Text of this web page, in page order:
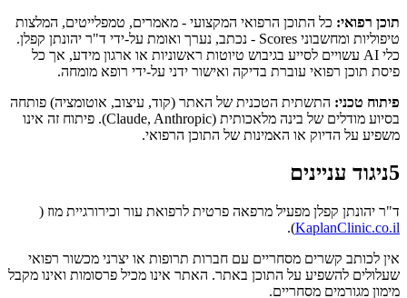
תוכן רפואי: כל התוכן הרפואי המקצועי - מאמרים, טמפלייטים, המלצות
טיפוליות ומחשבוני Scores - נכתב, נערך ואומת על-ידי
ד"ר יהונתן קפלן.
כלי AI עשויים לסייע בגיבוש טיוטות ראשוניות או ארגון מידע, אך כל
פיסת תוכן רפואי עוברת בדיקה ואישור ידני על-ידי רופא מומחה.
פיתוח טכני: התשתית הטכנית של האתר (קוד, עיצוב, אוטומציה) פותחה
בסיוע מודלים של בינה מלאכותית (Claude, Anthropic). פיתוח זה אינו
משפיע על הדיוק או האמינות של התוכן הרפואי.
5ניגוד עניינים
ד"ר יהונתן קפלן מפעיל מרפאה פרטית לרפואת עור וכירורגיית מוז (
KaplanClinic.co.il
).
אין לכותב קשרים מסחריים עם חברות תרופות או יצרני מכשור רפואי
שעלולים להשפיע על התוכן באתר. האתר אינו מכיל פרסומות ואינו מקבל
מימון מגורמים מסחריים.